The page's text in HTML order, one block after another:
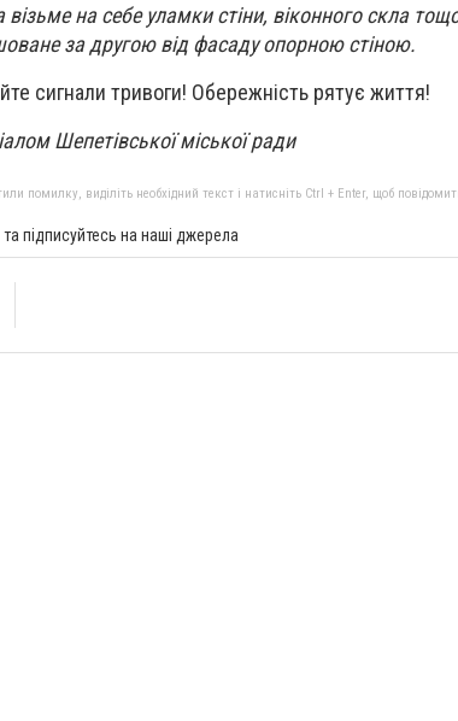
візьме на себе уламки стіни, віконного скла
за другою від фасаду опорною стіною.
сигнали тривоги! Обережність рятує життя!
Шепетівської міської ради
помилку, виділіть необхідний текст і натисніть Ctrl + Enter, щоб
та підписуйтесь на наші джерела